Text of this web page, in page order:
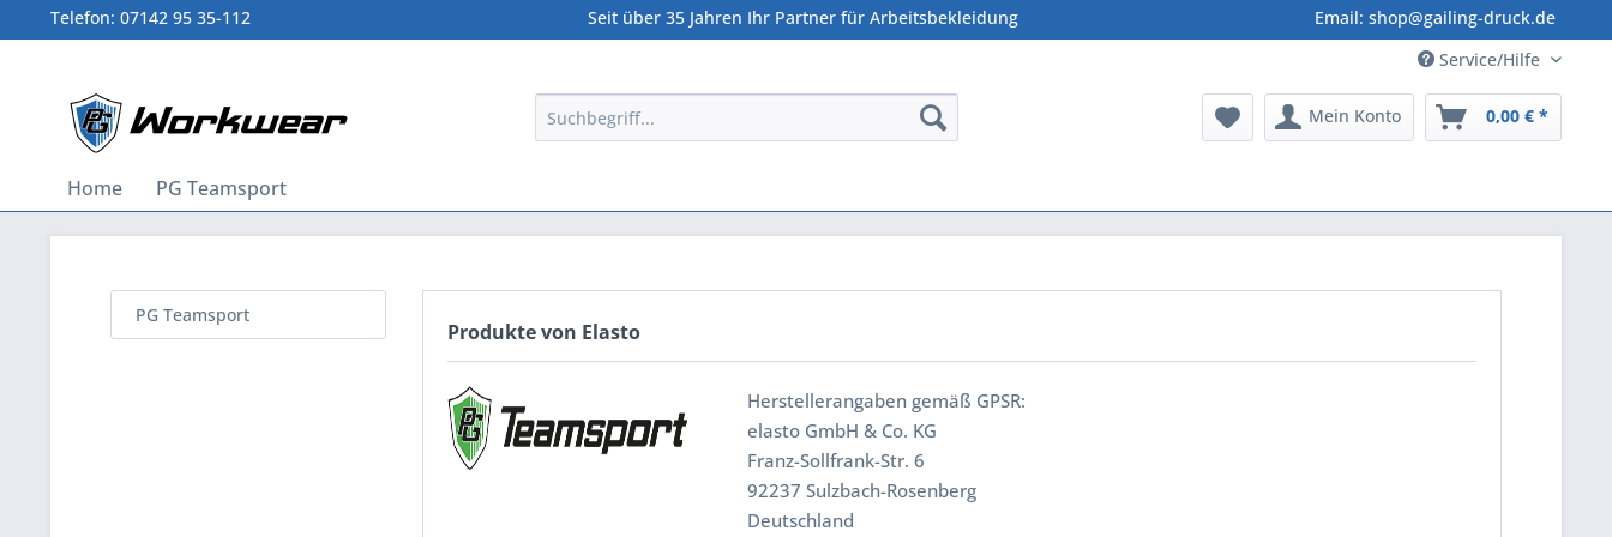
Telefon: 07142 95 35-112 Seit über 35 Jahren Ihr Partner für Arbeitsbekleidung
Email: shop@gailing-druck.de
Service/Hilfe
Mein Konto 0,00 € *
Home PG Teamsport
PG Teamsport
Produkte von Elasto
Herstellerangaben gemäß GPSR:
elasto GmbH & Co. KG
Franz-Sollfrank-Str. 6
92237 Sulzbach-Rosenberg
Deutschland